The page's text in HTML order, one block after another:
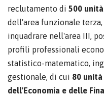
reclutamento di 500 unità
dell'area funzionale terza,
inquadrare nell'area III,
profili professionali
statistico-matematico,
gestionale, di cui 80 unità
dell'Economia e delle